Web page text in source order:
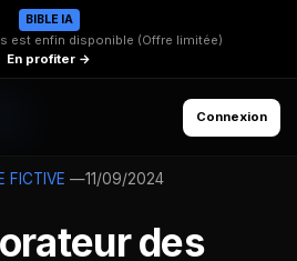
BIBLE IA
est enfin disponible (Offre limitée)
En profiter →
Connexion
FICTIVE —11/09/2024
des